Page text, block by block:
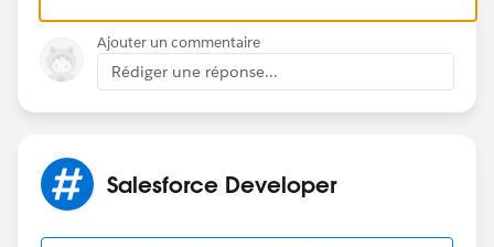
Ajouter un commentaire
Rédiger une réponse...
Salesforce Developer